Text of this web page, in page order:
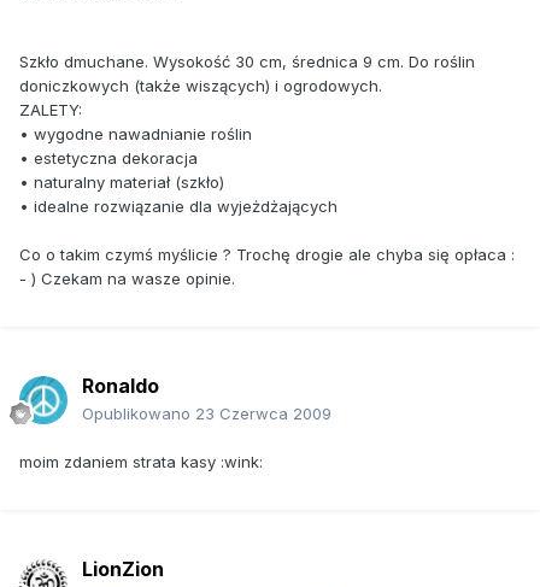
Szkło dmuchane. Wysokość 30 cm, średnica 9 cm. Do roślin
doniczkowych (także wiszących) i ogrodowych.
ZALETY:
• wygodne nawadnianie roślin
• estetyczna dekoracja
• naturalny materiał (szkło)
• idealne rozwiązanie dla wyjeżdżających
Co o takim czymś myślicie ? Trochę drogie ale chyba się opłaca :
- ) Czekam na wasze opinie.
Ronaldo
Opublikowano 23 Czerwca 2009
moim zdaniem strata kasy :wink:
LionZion